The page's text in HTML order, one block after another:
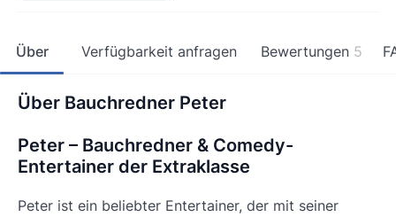
Über Verfügbarkeit anfragen Bewertungen 5
Über Bauchredner Peter
Peter – Bauchredner & Comedy-
Entertainer der Extraklasse
Peter ist ein beliebter Entertainer, der mit seiner